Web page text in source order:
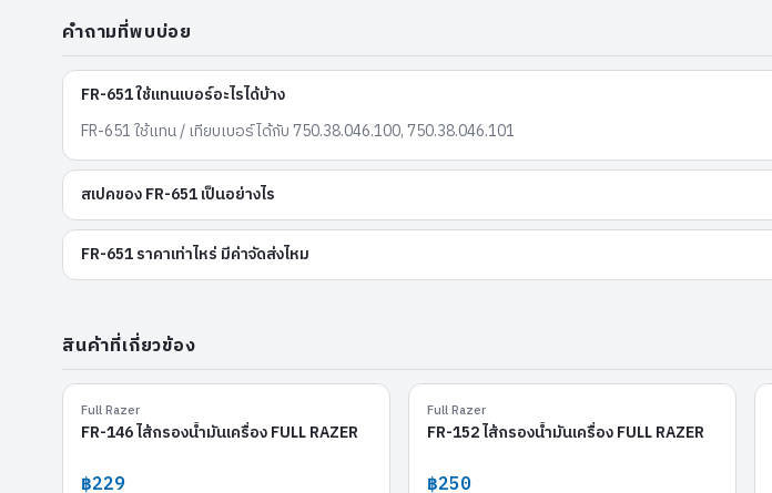
คำถามที่พบบ่อย
FR-651 ใช้แทนเบอร์อะไรได้บ้าง
FR-651 ใช้แทน / เทียบเบอร์ได้กับ 750.38.046.100, 750.38.046.101
สเปคของ FR-651 เป็นอย่างไร
FR-651 ราคาเท่าไหร่ มีค่าจัดส่งไหม
สินค้าที่เกี่ยวข้อง
Full Razer
FR-146 ไส้กรองน้ำมันเครื่อง FULL RAZER
฿229
Full Razer
FR-152 ไส้กรองน้ำมันเครื่อง FULL RAZER
฿250